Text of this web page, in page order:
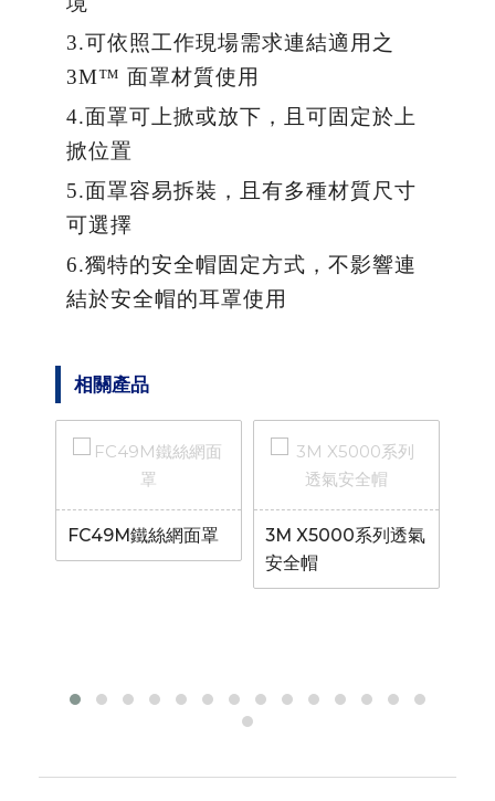
3.可依照工作現場需求連結適用之
3M™ 面罩材質使用
4.面罩可上掀或放下，且可固定於上
掀位置
5.面罩容易拆裝，且有多種材質尺寸
可選擇
6.獨特的安全帽固定方式，不影響連
結於安全帽的耳罩使用
相關產品
FC49M鐵絲網面罩
3M X5000系列透氣
安全帽